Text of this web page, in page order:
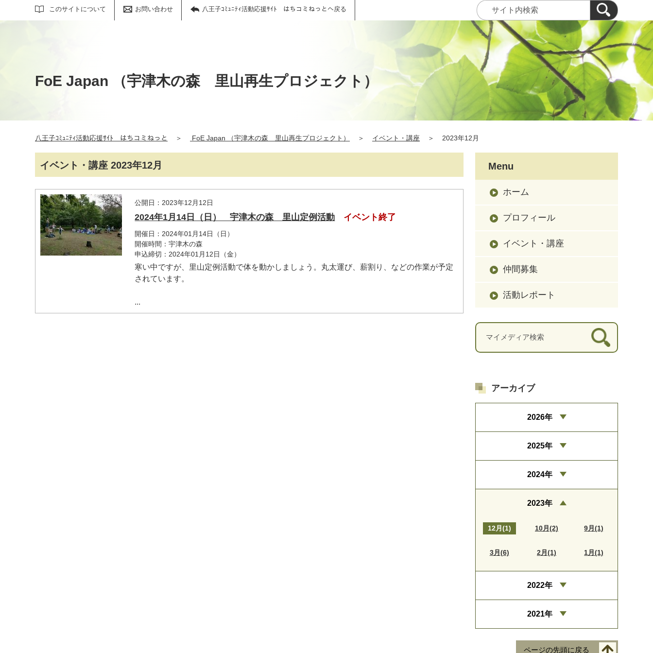
このサイトについて お問い合わせ 八王子ｺﾐｭﾆﾃｨ活動応援ｻｲﾄ はちコミねっとへ戻る
サイト内検索
FoE Japan （宇津木の森 里山再生プロジェクト）
八王子ｺﾐｭﾆﾃｨ活動応援ｻｲﾄ はちコミねっと ＞ FoE Japan （宇津木の森 里山再生プロジェクト） ＞ イベント・講座 ＞ 2023年12月
イベント・講座 2023年12月
公開日：2023年12月12日
2024年1月14日（日） 宇津木の森 里山定例活動 イベント終了
開催日：2024年01月14日（日）
開催時間：宇津木の森
申込締切：2024年01月12日（金）
寒い中ですが、里山定例活動で体を動かしましょう。丸太運び、薪割り、などの作業が予定
されています。
...
Menu
ホーム
プロフィール
イベント・講座
仲間募集
活動レポート
アーカイブ
2026年
2025年
2024年
2023年
12月(1) 10月(2) 9月(1)
3月(6) 2月(1) 1月(1)
2022年
2021年
ページの先頭に戻る